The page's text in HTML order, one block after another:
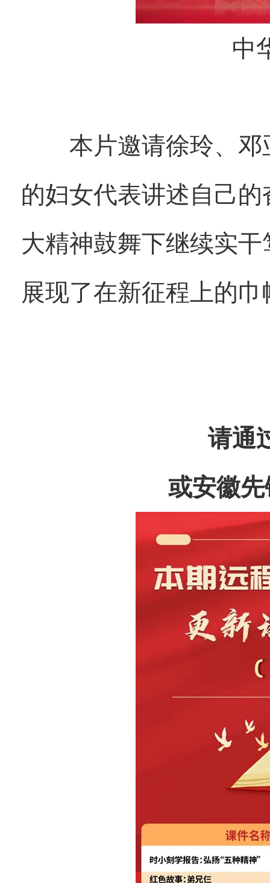
中华
本片邀请徐玲、邓
的妇女代表讲述自己
大精神鼓舞下继续实
展现了在新征程上的
请通过
或安徽先